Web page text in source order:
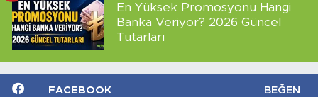
En Yüksek Promosyonu Hangi
Banka Veriyor? 2026 Güncel
Tutarları
FACEBOOK BEĞEN